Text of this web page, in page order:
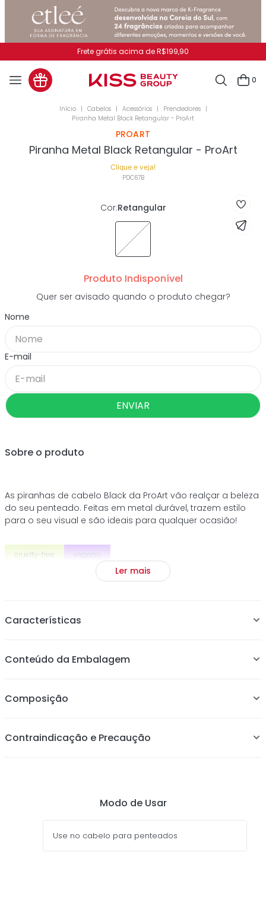
Frete grátis acima de R$199,90
0
Cabelos Acessórios
Prendedores
Piranha Metal Black Retangular - ProArt
PROART
Piranha Metal Black Retangular - ProArt
Clique e veja!
PDC67B
Cor:Retangular
Produto Indisponível
Quer ser avisado quando o produto chegar?
ENVIAR
Sobre o produto
As piranhas de cabelo Black da ProArt vão realçar a beleza
do seu penteado. Feitas em metal durável, trazem estilo
para o seu visual e são ideais para qualquer ocasião!
cruelty-free vegano
Ler mais
Características
Para todos os tipos de cabelo e perfeito para
embolar.
Conteúdo da Embalagem
Composição
Contraindicação e Precaução
Modo de Usar
Use no cabelo para penteados